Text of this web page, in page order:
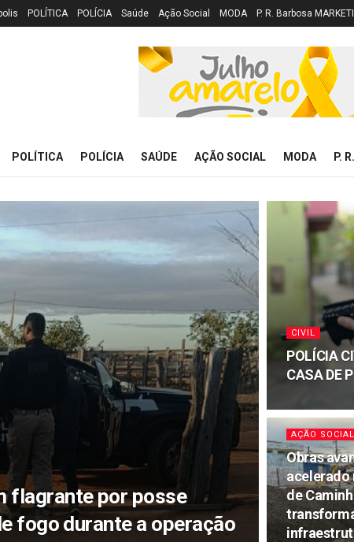
POLÍTICA POLÍCIA Saúde Ação Social MODA P. R. Barbosa
POLÍTICA POLÍCIA SAÚDE AÇÃO SOCIAL MODA P.
flagrante por posse
fogo durante a operação
CIVIL
POLÍCIA
CASA DE
AÇÃO SOCIAL
Obras
acelerado
de